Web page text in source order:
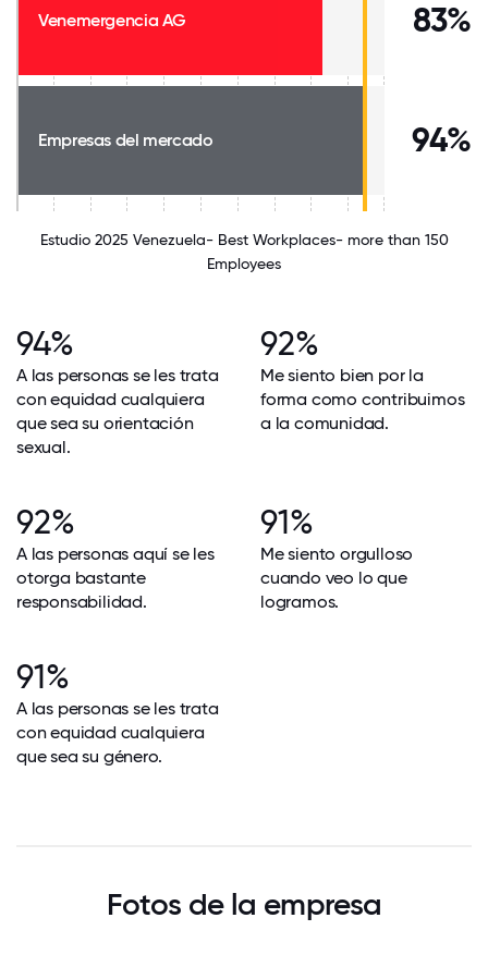
Venemergencia AG 83%
Empresas del mercado 94%
Estudio 2025 Venezuela- Best Workplaces- more than 150
Employees
94%
A las personas se les trata
con equidad cualquiera
que sea su orientación
sexual.
92%
Me siento bien por la
forma como contribuimos
a la comunidad.
92%
A las personas aquí se les
otorga bastante
responsabilidad.
91%
Me siento orgulloso
cuando veo lo que
logramos.
91%
A las personas se les trata
con equidad cualquiera
que sea su género.
Fotos de la empresa